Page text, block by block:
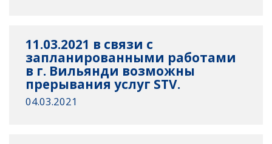
11.03.2021 в связи с
запланированными работами
в г. Вильянди возможны
прерывания услуг STV.
04.03.2021